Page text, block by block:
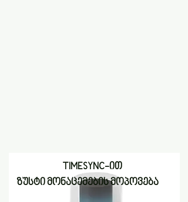
TIMESYNC-ით
ზუსტი მონაცემების მოპოვება